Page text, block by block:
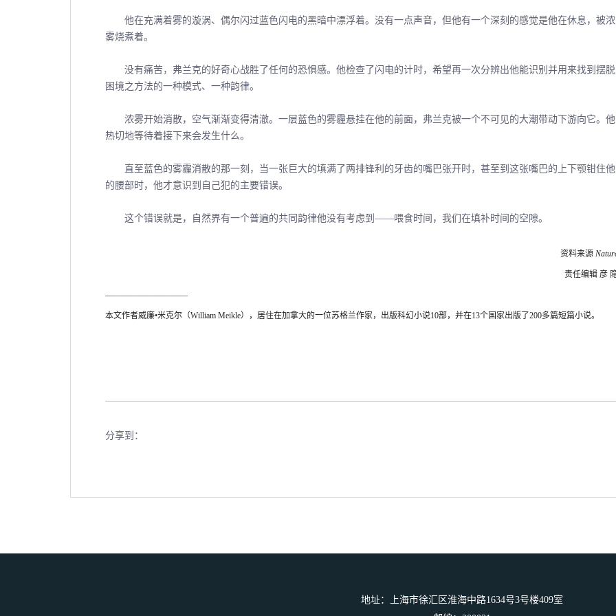
他在充满着雾的漩涡、偶尔闪过蓝色闪电的黑暗中漂浮着。没有一点声音，但他有一个深刻的感觉是他在休息，被浓
雾烧煮着。
没有痛苦，弗兰克的好奇心战胜了任何的恐惧感。他检查了闪电的计时，希望再一次分辨出他能识别并用来找到摆脱
困境之方法的一种模式、一种韵律。
浓雾开始消散，空气渐渐变得清澈。一层蓝色的雾霾悬挂在他的前面，弗兰克被一个不可见的大潮带动下游向它。他
热切地等待着接下来会发生什么。
直至蓝色的雾霾消散的那一刻，当一张巨大的填满了两排锋利的牙齿的嘴巴张开时，甚至到这张嘴巴的上下颚钳住他
的腰部时，他才意识到自己犯的主要错误。
这个错误就是，自然界有一个普遍的共同韵律他没有考虑到――喂食时间，我们在填补时间的空隙。
资料来源
责任编辑 彦
――――――――――
本文作者威廉•米克尔（William Meikle），居住在加拿大的一位苏格兰作家，出版科幻小说10部，并在13个国家出版了200多篇短篇小说。
分享到：
地址：上海市徐汇区淮海中路1634号3号楼409室